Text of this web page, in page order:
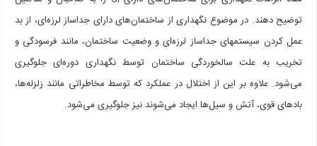
توضیح دهند. در موضوع نگهداری از ساختمان‌های دارای جداساز لرزه‌ای، از بد
عمل کردن سیستم­های جداساز لرزه‌ای و وضعیت ساختمان، مانند فرسودگی و
تخریب به علت سالخوردگی ساختمان توسط نگهداری دوره‌ای جلوگیری
می‌شود. علاوه بر این از اختلال در عملکرد که توسط مخاطراتی مانند زلزله‌ها،
بادهای قوی، آتش و سیل‌ها ایجاد می‌شوند نیز جلوگیری می‌شود.